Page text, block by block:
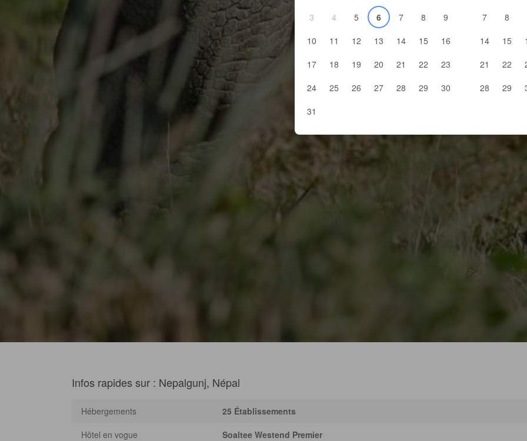
3
4 5 6 7 8
9
10
11 12 13 14 15
16
17
18 19 20 21 22
23
24
25 26 27 28 29
30
31
7
8
14
15
21
22
28
29
Infos rapides sur : Nepalgunj, Népal
Hébergements
25 Établissements
Hôtel en vogue
Soaltee Westend Premier